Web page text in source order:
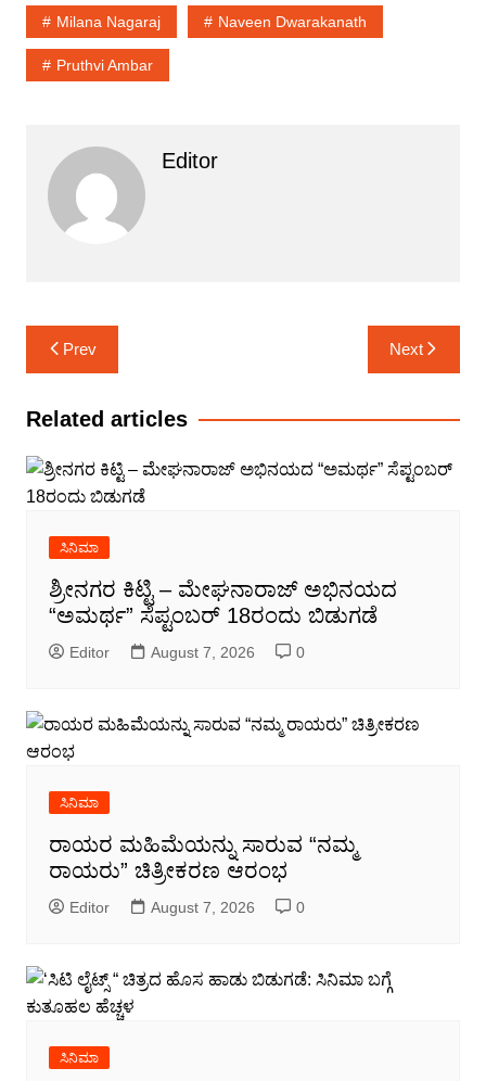
Milana Nagaraj Naveen Dwarakanath
Pruthvi Ambar
Editor
Post
navigation
Prev Next
Related articles
ಸಿನಿಮಾ
ಶ್ರೀನಗರ ಕಿಟ್ಟಿ – ಮೇಘನಾರಾಜ್ ಅಭಿನಯದ
“ಅಮರ್ಥ” ಸೆಪ್ಟಂಬರ್ 18ರಂದು ಬಿಡುಗಡೆ
Editor August 7, 2026 0
ಸಿನಿಮಾ
ರಾಯರ ಮಹಿಮೆಯನ್ನು ಸಾರುವ “ನಮ್ಮ
ರಾಯರು” ಚಿತ್ರೀಕರಣ ಆರಂಭ
Editor August 7, 2026 0
ಸಿನಿಮಾ